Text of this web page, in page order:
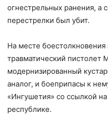
огнестрельных ранения, а
перестрелки был убит.
На месте боестолкновения
травматический пистолет
модернизированный
аналог, и боеприпасы к
«Ингушетия» со ссылкой
республике.